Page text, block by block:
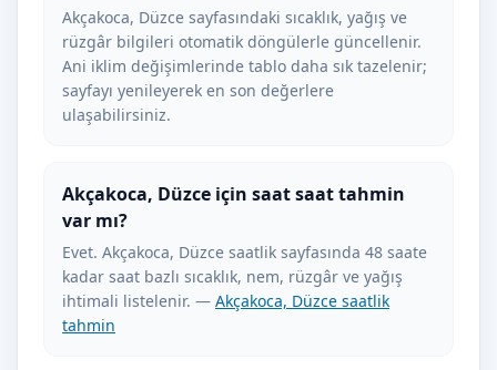
Akçakoca, Düzce sayfasındaki sıcaklık, yağış ve
rüzgâr bilgileri otomatik döngülerle güncellenir.
Ani iklim değişimlerinde tablo daha sık tazelenir;
sayfayı yenileyerek en son değerlere
ulaşabilirsiniz.
Akçakoca, Düzce için saat saat tahmin
var mı?
Evet. Akçakoca, Düzce saatlik sayfasında 48 saate
kadar saat bazlı sıcaklık, nem, rüzgâr ve yağış
ihtimali listelenir. — Akçakoca, Düzce saatlik
tahmin